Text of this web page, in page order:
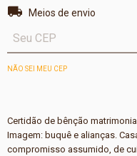
Entregas para o CEP:
Meios de envio
NÃO SEI MEU CEP
Certidão de bênção
Imagem: buquê e alianças.
compromisso assumido, de